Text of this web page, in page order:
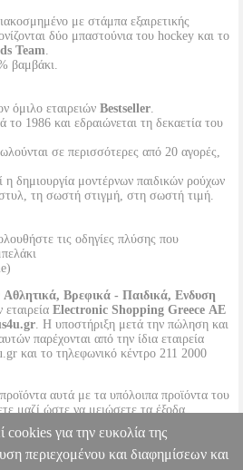
με στάμπα εξαιρετικής
δύο μπαστούνια του hockey και το
Team.
βαμβάκι.
όμιλο εταιρειών Bestseller.
το 1986 και εδραιώνεται τη δεκαετία του
σε περισσότερες από 20 αγορές,
η δημιουργία μοντέρνων παιδικών ρούχων
τη σωστή στιγμή, στη σωστή τιμή.
τις οδηγίες πλύσης που
Αθλητικά, Βρεφικά - Παιδικά, Ενδυση
Electronic Shopping Greece ΑΕ
. Η υποστήριξη μετά την πώληση και
παρέχονται από την ίδια εταιρεία
και το τηλεφωνικό κέντρο 211 2000
αυτά με τα υπόλοιπα προϊόντα του
μαζί ώστε να μειώσετε τα έξοδα
παραλάβετε από οποιοδήποτε eshop
ανεξαρτήτως ύψους παραγγελίας!
cookies για την ευκολία της
περιεχομένου και διαφημίσεων και